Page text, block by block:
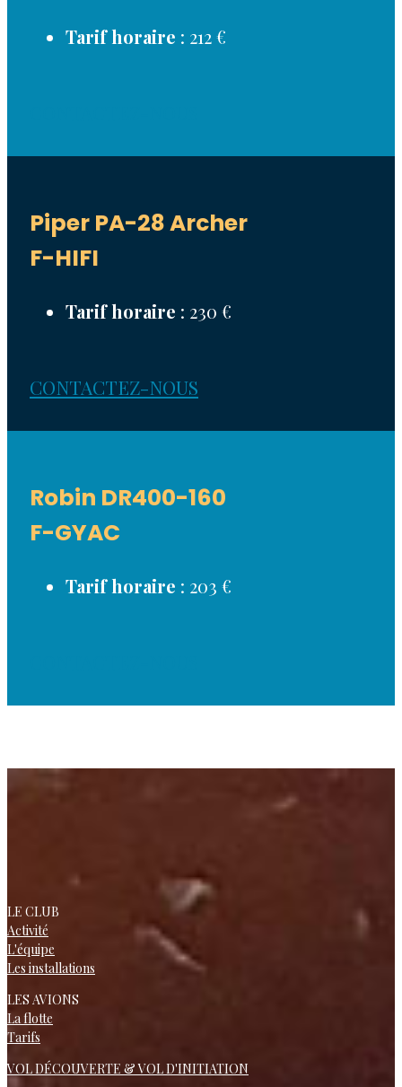
Tarif horaire : 212 €
Piper PA-28 Archer
F-HIFI
Tarif horaire : 230 €
CONTACTEZ-NOUS
Robin DR400-160
F-GYAC
Tarif horaire : 203 €
LE CLUB
Activité
L'équipe
Les installations
LES AVIONS
La flotte
Tarifs
VOL DÉCOUVERTE & VOL D'INITIATION